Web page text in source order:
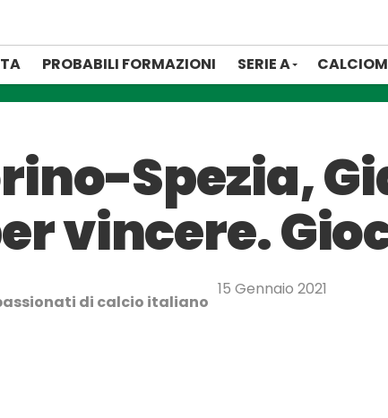
PROBABILI FORMAZIONI SERIE A
Spezia,
vincere.
di calcio italiano
15 Gennaio 2021